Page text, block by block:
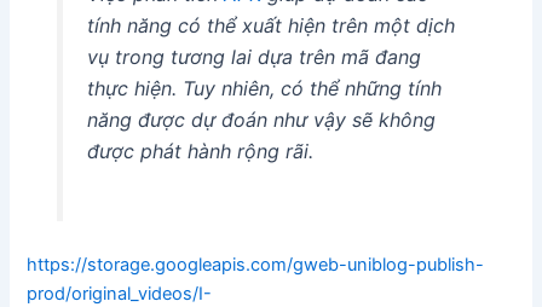
tính năng có thể xuất hiện trên một dịch
vụ trong tương lai dựa trên mã đang
thực hiện. Tuy nhiên, có thể những tính
năng được dự đoán như vậy sẽ không
được phát hành rộng rãi.
https://storage.googleapis.com/gweb-uniblog-publish-
prod/original_videos/I-